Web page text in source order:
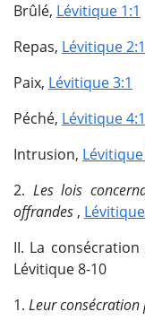
Brûlé, Lévitique 1:1
Repas, Lévitique 2:1
Paix, Lévitique 3:1
Péché, Lévitique 4:1
Intrusion, Lévitique
2. Les lois
offrandes ,
II. La
Lévitique 8-10
1. Leur consécration